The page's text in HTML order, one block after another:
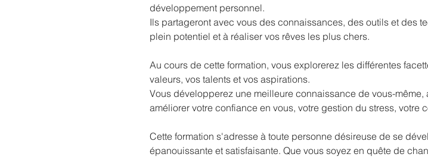
développement personnel.
Ils partageront avec vous des connaissances, des outils et des
plein potentiel et à réaliser vos rêves les plus chers.
Au cours de cette formation, vous explorerez les différentes
valeurs, vos talents et vos aspirations.
Vous développerez une meilleure connaissance de vous-
améliorer votre confiance en vous, votre gestion du stress, votre
Cette formation s'adresse à toute personne désireuse de se
épanouissante et satisfaisante. Que vous soyez en quête de